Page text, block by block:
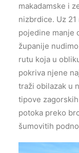
makadamske i
nizbrdice. Uz
pojedine manje
županije
rutu koja u
pokriva njene
traži obilazak u
tipove
potoka preko
šumovitih